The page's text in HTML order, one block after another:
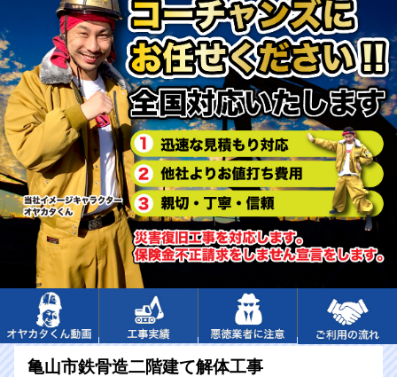
亀山市鉄骨造二階建て解体工事